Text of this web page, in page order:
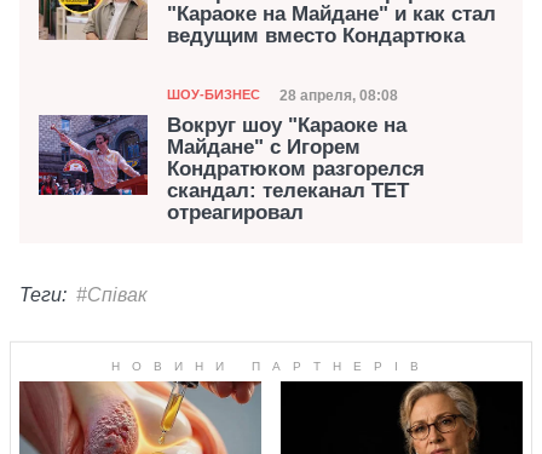
"Караоке на Майдане" и как стал
ведущим вместо Кондартюка
Категория
ШОУ-БИЗНЕС Дата публикации
28 апреля, 08:08
Вокруг шоу "Караоке на
Майдане" с Игорем
Кондратюком разгорелся
скандал: телеканал ТЕТ
отреагировал
Теги: #Співак